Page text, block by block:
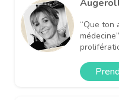
“Que ton